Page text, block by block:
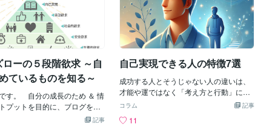
ーの５段階欲求 ～自
ているものを知る～
す。 自分の成長のため ＆ 情
プットを目的に、ブログをは
。まったり更新する予定で記事
自己実現できる人の特徴7選
成功する人とそうじゃない人の違いは、
才能や運ではなく「考え方と行動」にあ
ります。 今日は自己実現できる人の特徴
とは、自分の可能性を最大限に発揮し、
記事
コラム
11